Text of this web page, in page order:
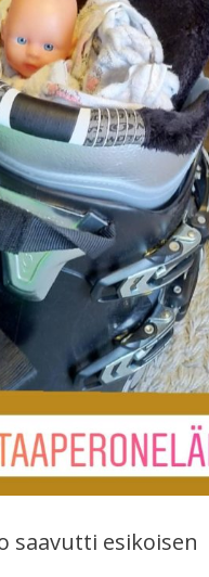
saavutti esikoisen